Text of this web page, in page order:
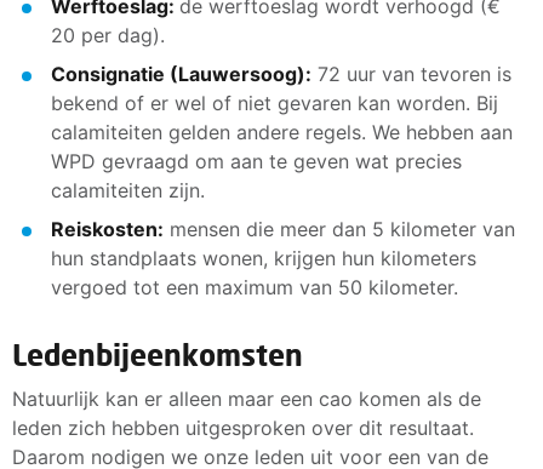
Werftoeslag: de werftoeslag wordt verhoogd (€
20 per dag).
Consignatie (Lauwersoog): 72 uur van tevoren is
bekend of er wel of niet gevaren kan worden. Bij
calamiteiten gelden andere regels. We hebben aan
WPD gevraagd om aan te geven wat precies
calamiteiten zijn.
Reiskosten: mensen die meer dan 5 kilometer van
hun standplaats wonen, krijgen hun kilometers
vergoed tot een maximum van 50 kilometer.
Ledenbijeenkomsten
Natuurlijk kan er alleen maar een cao komen als de
leden zich hebben uitgesproken over dit resultaat.
Daarom nodigen we onze leden uit voor een van de